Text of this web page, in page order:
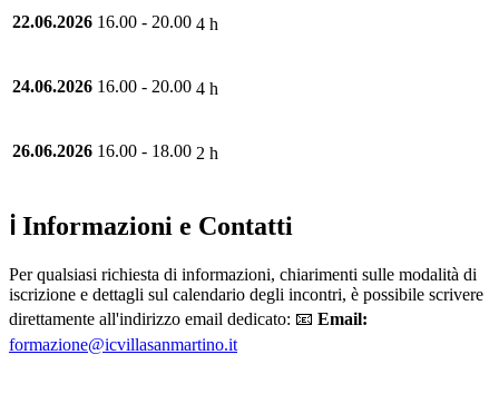
22.06.2026 16.00 - 20.00 4 h
24.06.2026 16.00 - 20.00 4 h
26.06.2026 16.00 - 18.00 2 h
ℹ️ Informazioni e Contatti
Per qualsiasi richiesta di informazioni, chiarimenti sulle modalità di
iscrizione e dettagli sul calendario degli incontri, è possibile scrivere
direttamente all'indirizzo email dedicato: 📧 Email:
formazione@icvillasanmartino.it